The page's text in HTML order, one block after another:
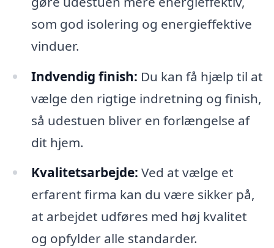
som god isolering og energieffektive
vinduer.
Indvendig finish: Du kan få hjælp til at
vælge den rigtige indretning og finish,
så udestuen bliver en forlængelse af
dit hjem.
Kvalitetsarbejde: Ved at vælge et
erfarent firma kan du være sikker på,
at arbejdet udføres med høj kvalitet
og opfylder alle standarder.